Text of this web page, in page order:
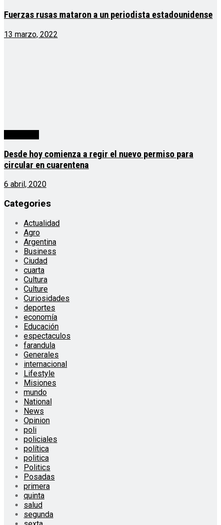
Fuerzas rusas mataron a un periodista estadounidense
13 marzo, 2022
Desde hoy comienza a regir el nuevo permiso para
circular en cuarentena
6 abril, 2020
Categories
Actualidad
Agro
Argentina
Business
Ciudad
cuarta
Cultura
Culture
Curiosidades
deportes
economía
Educación
espectaculos
farandula
Generales
internacional
Lifestyle
Misiones
mundo
National
News
Opinion
poli
policiales
política
politica
Politics
Posadas
primera
quinta
salud
segunda